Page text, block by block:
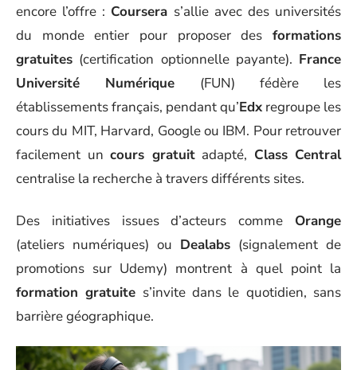
encore l’offre : Coursera s’allie avec des universités
du monde entier pour proposer des formations
gratuites (certification optionnelle payante). France
Université Numérique (FUN) fédère les
établissements français, pendant qu’Edx regroupe les
cours du MIT, Harvard, Google ou IBM. Pour retrouver
facilement un cours gratuitadapté, Class Central
centralise la recherche à travers différents sites.
Des initiatives issues d’acteurs comme Orange
(ateliers numériques) ou Dealabs (signalement de
promotions sur Udemy) montrent à quel point la
formation gratuite s’invite dans le quotidien, sans
barrière géographique.